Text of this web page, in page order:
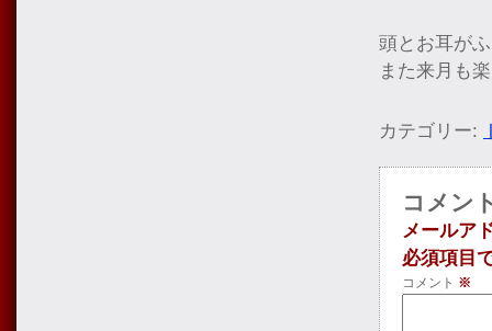
頭とお耳が
また来月も
カテゴリー:
コメン
メールア
必須項目
コメント ※